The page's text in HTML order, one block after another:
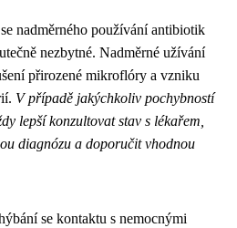
nadměrného používání antibiotik
nezbytné. Nadměrné užívání
přirozené mikroflóry a vzniku
V případě jakýchkoliv pochybností
lepší konzultovat stav s lékařem,
diagnózu a doporučit vhodnou
se kontaktu s nemocnými